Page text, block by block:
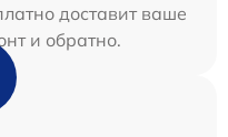
доставит ваше
и обратно.